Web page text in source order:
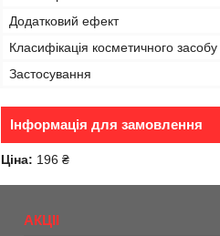
Додатковий ефект
Класифікація косметичного засобу
Застосування
Інформація для замовлення
Ціна: 196 ₴
АКЦІІ